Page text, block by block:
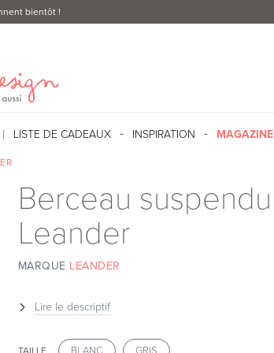
bientôt !
LISTE DE CADEAUX INSPIRATION MAGAZINE
Berceau suspendu
Leander
MARQUE LEANDER
Lire le descriptif
TAILLE